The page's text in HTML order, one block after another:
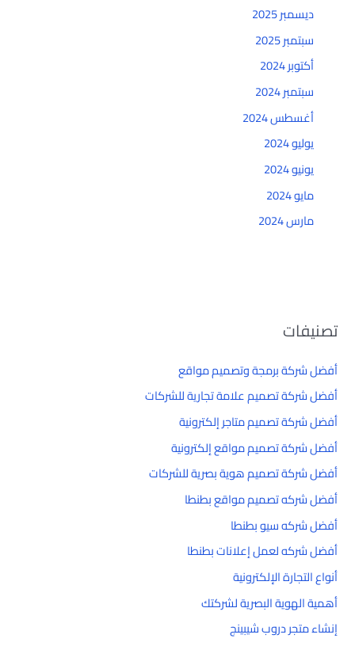
ديسمبر 2025
سبتمبر 2025
أكتوبر 2024
سبتمبر 2024
أغسطس 2024
يوليو 2024
يونيو 2024
مايو 2024
مارس 2024
تصنيفات
أفضل شركة برمجة وتصميم مواقع
أفضل شركة تصميم علامة تجارية للشركات
أفضل شركة تصميم متاجر إلكترونية
أفضل شركة تصميم مواقع إلكترونية
أفضل شركة تصميم هوية بصرية للشركات
أفضل شركه تصميم مواقع بطنطا
أفضل شركه سيو بطنطا
أفضل شركه لعمل إعلانات بطنطا
أنواع التجارة الإلكترونية
أهمية الهوية البصرية لشركتك
إنشاء متجر دروب شيبينج